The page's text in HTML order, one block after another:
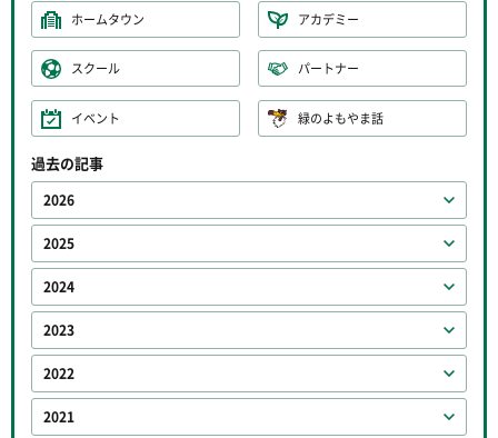
ホームタウン アカデミー
スクール パートナー
イベント 緑のよもやま話
過去の記事
2026
2025
2024
2023
2022
2021